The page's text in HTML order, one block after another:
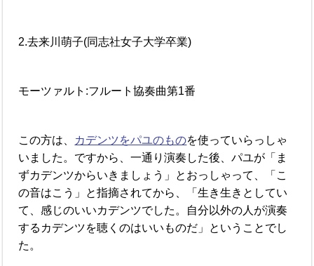
2.去来川萌子(同志社女子大学卒業)
モーツァルト:フルート協奏曲第1番
この方は、 カデンツをパユのものを使っていらっしゃ
いました。ですから、一通り演奏した後、パユが「ま
ずカデンツからいきましょう」とおっしゃって、「こ
の音はこう」と指摘されてから、「生き生きとしてい
て、感じのいいカデンツでした。自分以外の人が演奏
するカデンツを聴くのはいいものだ」ということでし
た。